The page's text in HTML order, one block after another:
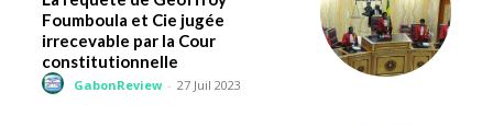
Foumboula et Cie jugée
irrecevable par la Cour
constitutionnelle
GabonReview - 27 Juil 2023